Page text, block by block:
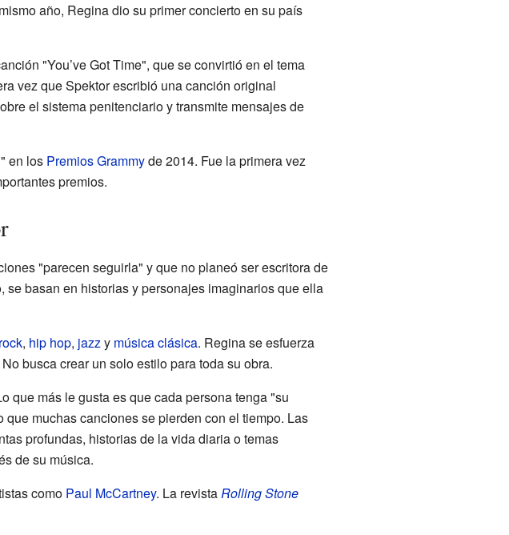
año, Regina dio su primer concierto en su país
"You’ve Got Time", que se convirtió en el tema
vez que Spektor escribió una canción original
el sistema penitenciario y transmite mensajes de
en los Premios Grammyde 2014. Fue la primera vez
premios.
"parecen seguirla" y que no planeó ser escritora de
basan en historias y personajes imaginarios que ella
rock, hip hop, jazzy música clásica. Regina se esfuerza
busca crear un solo estilo para toda su obra.
que más le gusta es que cada persona tenga "su
muchas canciones se pierden con el tiempo. Las
profundas, historias de la vida diaria o temas
de su música.
como Paul McCartney. La revistaRolling Stone